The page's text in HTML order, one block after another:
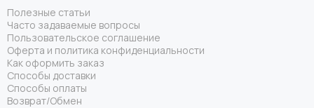
Полезные статьи
Часто задаваемые вопросы
Пользовательское соглашение
Оферта и политика конфиденциальности
Как оформить заказ
Способы доставки
Способы оплаты
Возврат/Обмен